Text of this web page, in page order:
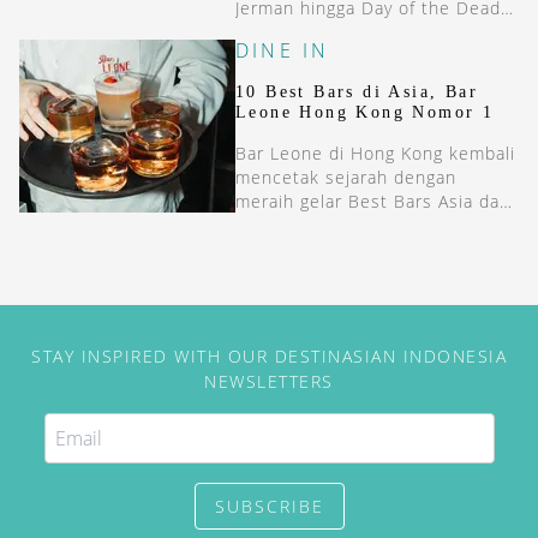
Jerman hingga Day of the Dead
DINE IN
10 Best Bars di Asia, Bar
Leone Hong Kong Nomor 1
Bar Leone di Hong Kong kembali
mencetak sejarah dengan
meraih gelar Best Bars Asia dan
STAY INSPIRED WITH OUR DESTINASIAN INDONESIA
NEWSLETTERS
SUBSCRIBE